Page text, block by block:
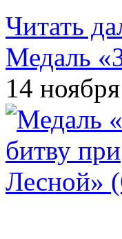
Читать
Медаль
14